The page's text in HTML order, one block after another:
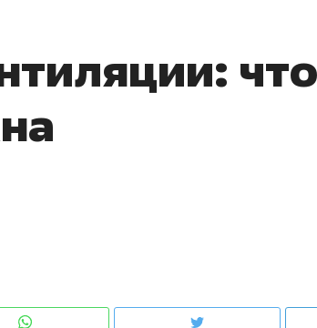
Мазитов
может
Роман Ободец
«Готовые